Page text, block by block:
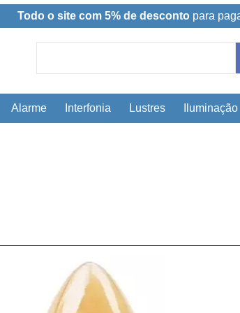
Todo o site com 5% de desconto para
Alarme Interfonia Lustres Iluminação